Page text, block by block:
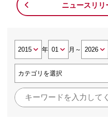
ニュースリリ
年 月 ～